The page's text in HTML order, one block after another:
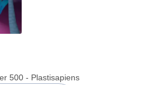
500 - Plastisapiens